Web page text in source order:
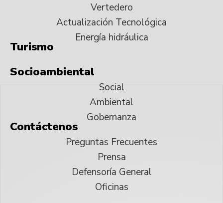
Vertedero
Actualización Tecnológica
Energía hidráulica
Turismo
Socioambiental
Social
Ambiental
Gobernanza
Contáctenos
Preguntas Frecuentes
Prensa
Defensoría General
Oficinas